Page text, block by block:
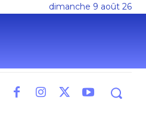
dimanche 9 août 26